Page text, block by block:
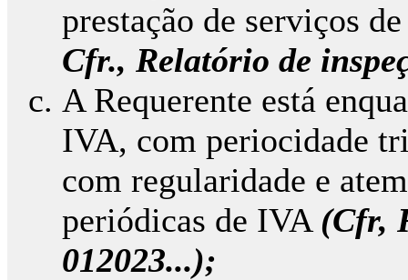
prestação de serviços
Cfr., Relatório de
A Requerente está
IVA, com periocidade
com regularidade e
periódicas de IVA (Cfr,
012023...);